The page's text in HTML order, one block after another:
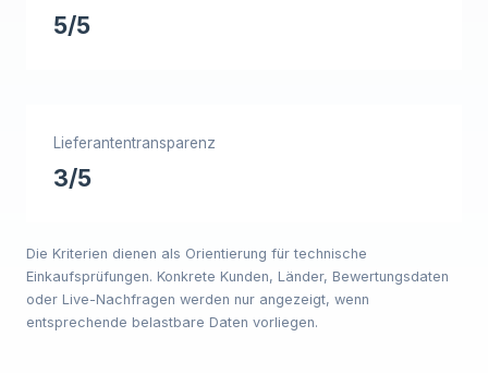
5/5
Lieferantentransparenz
3/5
Die Kriterien dienen als Orientierung für technische
Einkaufsprüfungen. Konkrete Kunden, Länder, Bewertungsdaten
oder Live-Nachfragen werden nur angezeigt, wenn
entsprechende belastbare Daten vorliegen.